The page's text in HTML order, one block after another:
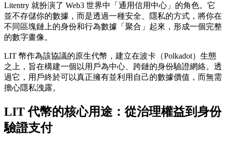
Litentry 就扮演了 Web3 世界中「通用信用中心」的角色。它
並不存儲你的數據，而是透過一種安全、隱私的方式，將你在
不同區塊鏈上的身份和行為數據「聚合」起來，形成一個完整
的數字畫像。
LIT 幣作為該協議的原生代幣，建立在波卡（Polkadot）生態
之上，旨在構建一個以用戶為中心、跨鏈的身份驗證網絡。透
過它，用戶終於可以真正擁有並利用自己的數據價值，而無需
擔心隱私洩露。
LIT 代幣的核心用途：從治理權益到身份
驗證支付